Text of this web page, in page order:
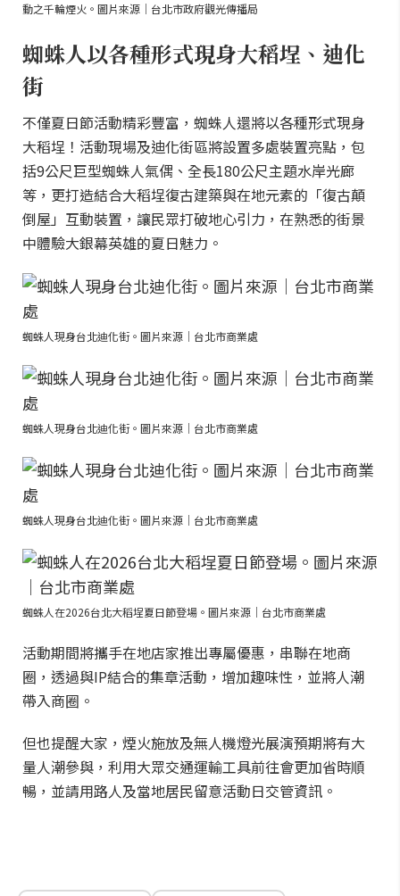
動之千輪煙火。圖片來源｜台北市政府觀光傳播局
蜘蛛人以各種形式現身大稻埕、迪化
街
不僅夏日節活動精彩豐富，蜘蛛人還將以各種形式現身
大稻埕！活動現場及迪化街區將設置多處裝置亮點，包
括9公尺巨型蜘蛛人氣偶、全長180公尺主題水岸光廊
等，更打造結合大稻埕復古建築與在地元素的「復古顛
倒屋」互動裝置，讓民眾打破地心引力，在熟悉的街景
中體驗大銀幕英雄的夏日魅力。
蜘蛛人現身台北迪化街。圖片來源｜台北市商業處
蜘蛛人現身台北迪化街。圖片來源｜台北市商業處
蜘蛛人現身台北迪化街。圖片來源｜台北市商業處
蜘蛛人在2026台北大稻埕夏日節登場。圖片來源｜台北市商業處
活動期間將攜手在地店家推出專屬優惠，串聯在地商
圈，透過與IP結合的集章活動，增加趣味性，並將人潮
帶入商圈。
但也提醒大家，煙火施放及無人機燈光展演預期將有大
量人潮參與，利用大眾交通運輸工具前往會更加省時順
暢，並請用路人及當地居民留意活動日交管資訊。